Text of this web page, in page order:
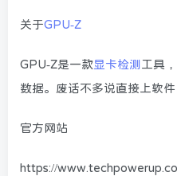
关于GPU-Z
GPU-Z是一款显卡检测 工具
数据。废话不多说直接上软件
官方网站
https://